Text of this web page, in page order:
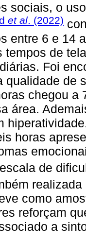
sociais, o
et al. (2022)
entre 6 e 14
tempos de
Foi
qualidade de
chegou a
área.
horas
de
como
reforçam
a